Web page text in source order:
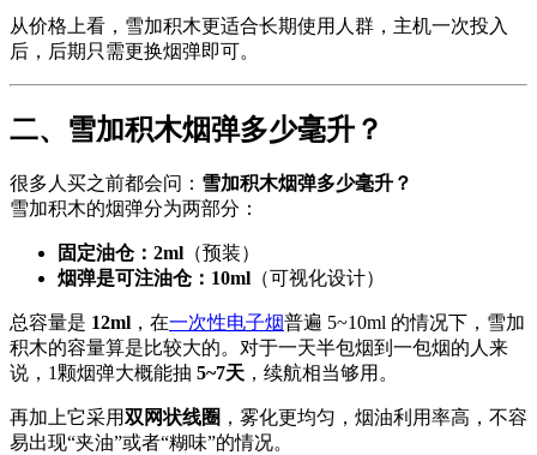
从价格上看，雪加积木更适合长期使用人群，主机一次投入
后，后期只需更换烟弹即可。
二、雪加积木烟弹多少毫升？
很多人买之前都会问： 雪加积木烟弹多少毫升？
雪加积木的烟弹分为两部分：
固定油仓：2ml （预装）
烟弹是可注油仓：10ml （可视化设计）
总容量是 12ml ，在一次性电子烟普遍 5~10ml 的情况下，雪加
积木的容量算是比较大的。对于一天半包烟到一包烟的人来
说，1颗烟弹大概能抽 5~7天 ，续航相当够用。
再加上它采用双网状线圈 ，雾化更均匀，烟油利用率高，不容
易出现“夹油”或者“糊味”的情况。